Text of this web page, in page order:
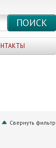
Свернуть фильтр